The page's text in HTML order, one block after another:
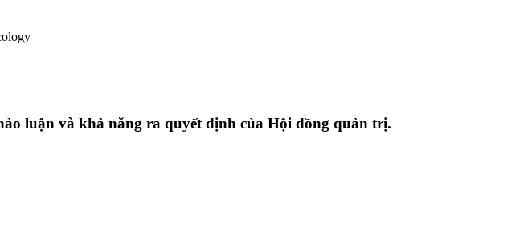
luận và khả năng ra quyết định của Hội đồng quản trị.